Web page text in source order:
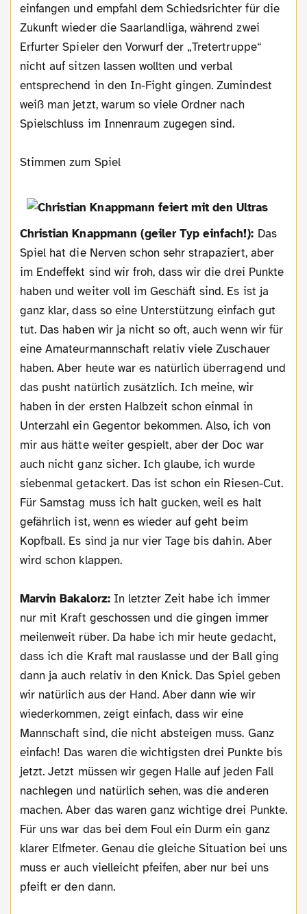
einfangen und empfahl dem Schiedsrichter für die
Zukunft wieder die Saarlandliga, während zwei
Erfurter Spieler den Vorwurf der „Tretertruppe“
nicht auf sitzen lassen wollten und verbal
entsprechend in den In-Fight gingen. Zumindest
weiß man jetzt, warum so viele Ordner nach
Spielschluss im Innenraum zugegen sind.
Stimmen zum Spiel
Christian Knappmann (geiler Typ einfach!): Das
Spiel hat die Nerven schon sehr strapaziert, aber
im Endeffekt sind wir froh, dass wir die drei Punkte
haben und weiter voll im Geschäft sind. Es ist ja
ganz klar, dass so eine Unterstützung einfach gut
tut. Das haben wir ja nicht so oft, auch wenn wir für
eine Amateurmannschaft relativ viele Zuschauer
haben. Aber heute war es natürlich überragend und
das pusht natürlich zusätzlich. Ich meine, wir
haben in der ersten Halbzeit schon einmal in
Unterzahl ein Gegentor bekommen. Also, ich von
mir aus hätte weiter gespielt, aber der Doc war
auch nicht ganz sicher. Ich glaube, ich wurde
siebenmal getackert. Das ist schon ein Riesen-Cut.
Für Samstag muss ich halt gucken, weil es halt
gefährlich ist, wenn es wieder auf geht beim
Kopfball. Es sind ja nur vier Tage bis dahin. Aber
wird schon klappen.
Marvin Bakalorz:In letzter Zeit habe ich immer
nur mit Kraft geschossen und die gingen immer
meilenweit rüber. Da habe ich mir heute gedacht,
dass ich die Kraft mal rauslasse und der Ball ging
dann ja auch relativ in den Knick. Das Spiel geben
wir natürlich aus der Hand. Aber dann wie wir
wiederkommen, zeigt einfach, dass wir eine
Mannschaft sind, die nicht absteigen muss. Ganz
einfach! Das waren die wichtigsten drei Punkte bis
jetzt. Jetzt müssen wir gegen Halle auf jeden Fall
nachlegen und natürlich sehen, was die anderen
machen. Aber das waren ganz wichtige drei Punkte.
Für uns war das bei dem Foul ein Durm ein ganz
klarer Elfmeter. Genau die gleiche Situation bei uns
muss er auch vielleicht pfeifen, aber nur bei uns
pfeift er den dann.